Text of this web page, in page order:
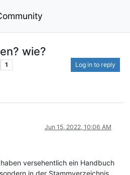
wie?
1 Log in to reply
Jun 15, 2022, 10:06 AM
versehentlich ein Handbuch
in der Stammverzeichnis.